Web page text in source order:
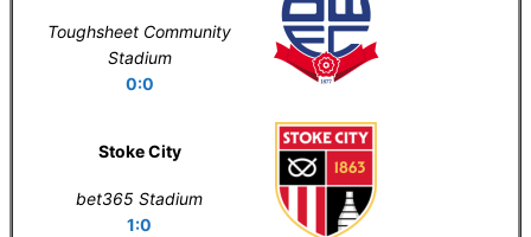
Toughsheet Community
Stadium
0:0
Stoke City
bet365 Stadium
1:0